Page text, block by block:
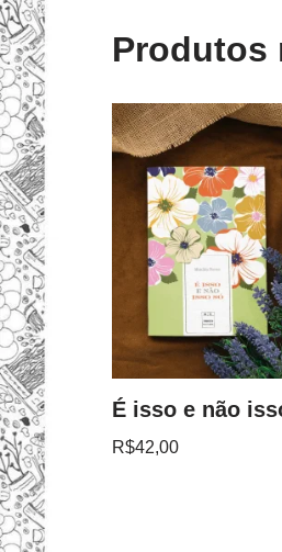
Produtos
É isso e não
R$42,00